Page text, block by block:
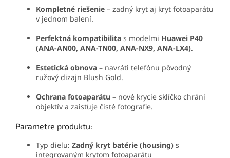
Kompletné riešenie – zadný kryt aj kryt fotoaparátu
v jednom balení.
Perfektná kompatibilita s modelmi Huawei P40
(ANA-AN00, ANA-TN00, ANA-NX9, ANA-LX4).
Estetická obnova – navráti telefónu pôvodný
ružový dizajn Blush Gold.
Ochrana fotoaparátu – nové krycie sklíčko chráni
objektív a zaisťuje čisté fotografie.
Parametre produktu:
Typ dielu: Zadný kryt batérie (housing) s
integrovaným krytom fotoaparátu